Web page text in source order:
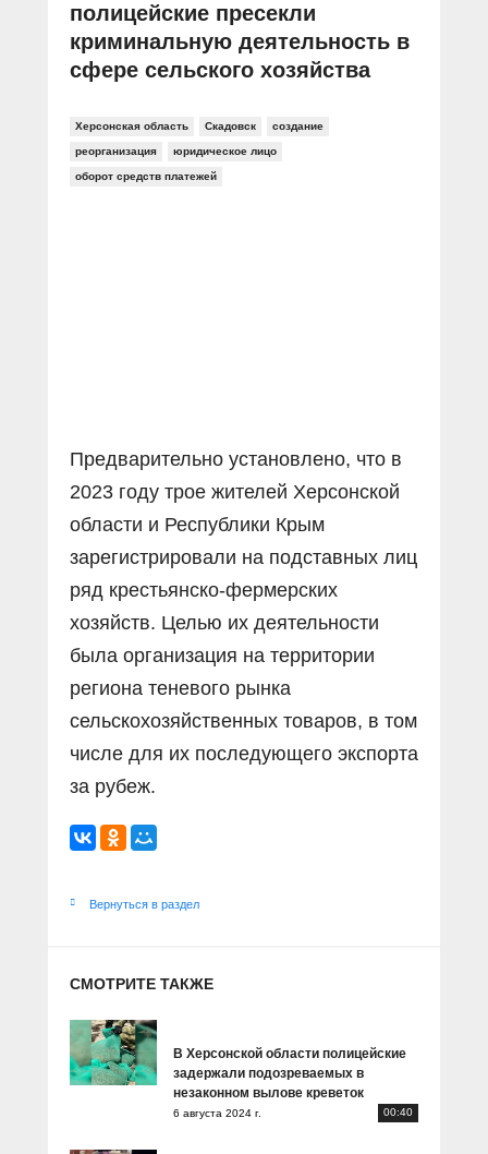
полицейские пресекли
криминальную деятельность в
сфере сельского хозяйства
Херсонская область Скадовск создание
реорганизация юридическое лицо
оборот средств платежей
Предварительно установлено, что в
2023 году трое жителей Херсонской
области и Республики Крым
зарегистрировали на подставных лиц
ряд крестьянско-фермерских
хозяйств. Целью их деятельности
была организация на территории
региона теневого рынка
сельскохозяйственных товаров, в том
числе для их последующего экспорта
за рубеж.
Вернуться в раздел
СМОТРИТЕ ТАКЖЕ
В Херсонской области полицейские
задержали подозреваемых в
незаконном вылове креветок
6 августа 2024 г. 00:40